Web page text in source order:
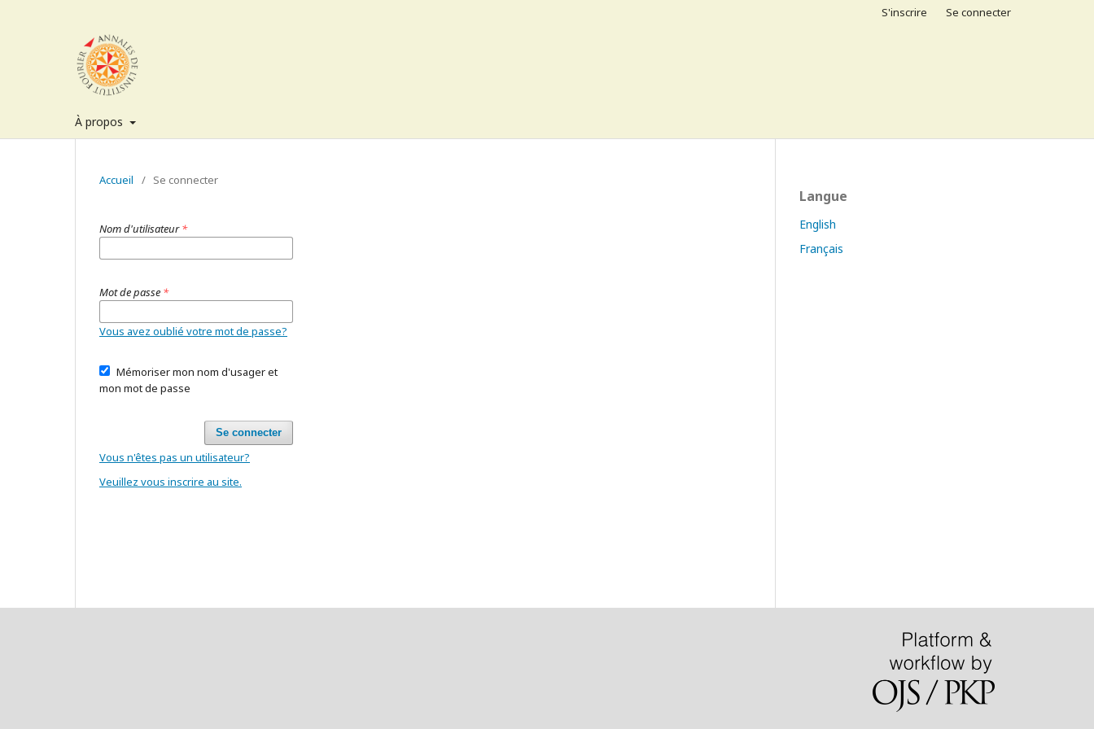
À propos
S'inscrire Se connecter
Accueil / Se connecter
Nom d'utilisateur*
Mot de passe *
Vous avez oublié votre mot de passe?
Mémoriser mon nom d'usager et
mon mot de passe
Se connecter
Vous n'êtes pas un utilisateur?
Veuillez vous inscrire au site.
Langue
English
Français